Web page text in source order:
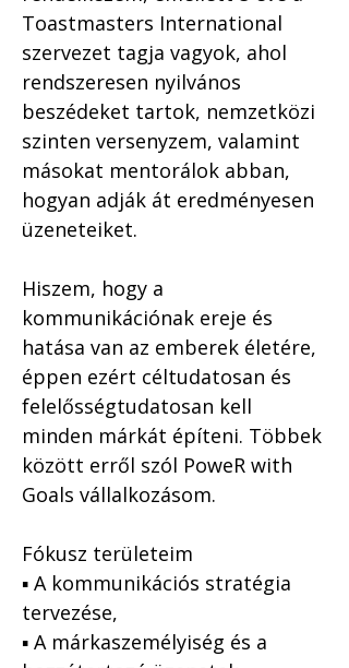
Toastmasters International
szervezet tagja vagyok, ahol
rendszeresen nyilvános
beszédeket tartok, nemzetközi
szinten versenyzem, valamint
másokat mentorálok abban,
hogyan adják át eredményesen
üzeneteiket.
Hiszem, hogy a
kommunikációnak ereje és
hatása van az emberek életére,
éppen ezért céltudatosan és
felelősségtudatosan kell
minden márkát építeni. Többek
között erről szól PoweR with
Goals vállalkozásom.
Fókusz területeim
▪️ A kommunikációs stratégia
tervezése,
▪️ A márkaszemélyiség és a